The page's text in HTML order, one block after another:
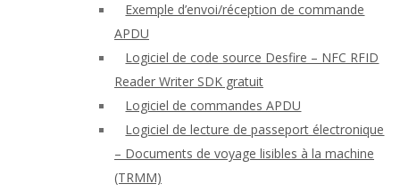
Exemple d’envoi/réception de commande
APDU
Logiciel de code source Desfire – NFC RFID
Reader Writer SDK gratuit
Logiciel de commandes APDU
Logiciel de lecture de passeport électronique
– Documents de voyage lisibles à la machine
(TRMM)